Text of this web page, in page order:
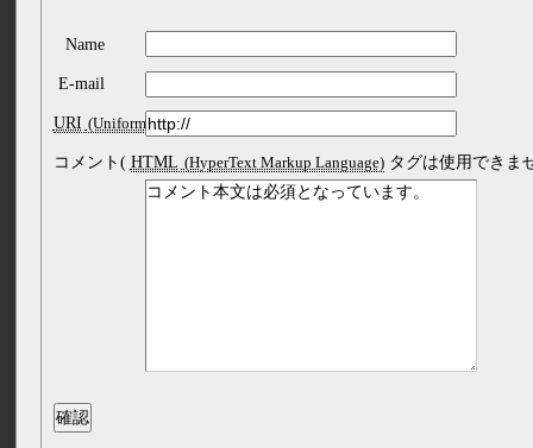
Name
E-mail
URI
コメント( HTML タグは使用できま